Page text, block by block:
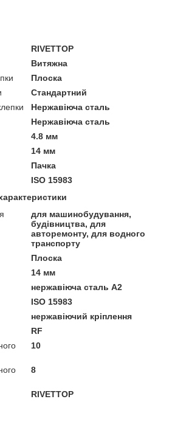
RIVETTOP
Витяжна
Плоска
Стандартний
Нержавіюча сталь
Нержавіюча сталь
4.8 мм
14 мм
Пачка
ISO 15983
для машинобудування,
будівництва, для
авторемонту, для водного
транспорту
Плоска
14 мм
нержавіюча сталь А2
ISO 15983
нержавіючий кріплення
RF
10
8
RIVETTOP